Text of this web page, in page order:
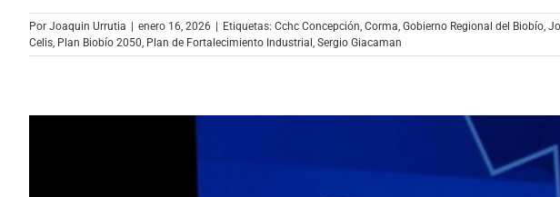
Por Joaquin Urrutia enero 16, 2026 Etiquetas: Cchc Concepción, Corma, Gobierno Regional del Biobío,
Celis, Plan Biobío 2050, Plan de Fortalecimiento Industrial , Sergio Giacaman